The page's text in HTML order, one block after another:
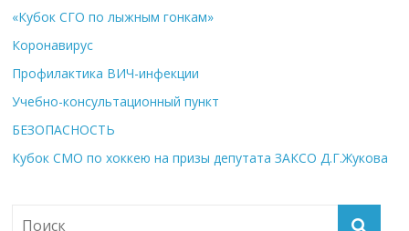
«Кубок СГО по лыжным гонкам»
Коронавирус
Профилактика ВИЧ-инфекции
Учебно-консультационный пункт
БЕЗОПАСНОСТЬ
Кубок СМО по хоккею на призы депутата ЗАКСО Д.Г.Жукова